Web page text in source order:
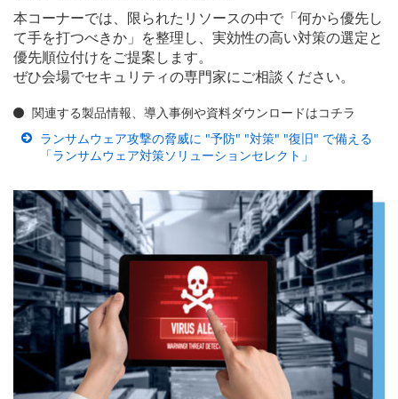
本コーナーでは、限られたリソースの中で「何から優先し
て手を打つべきか」を整理し、実効性の高い対策の選定と
優先順位付けをご提案します。
ぜひ会場でセキュリティの専門家にご相談ください。
関連する製品情報、導入事例や資料ダウンロードはコチラ
ランサムウェア攻撃の脅威に "予防" "対策" "復旧" で備える
「ランサムウェア対策ソリューションセレクト」